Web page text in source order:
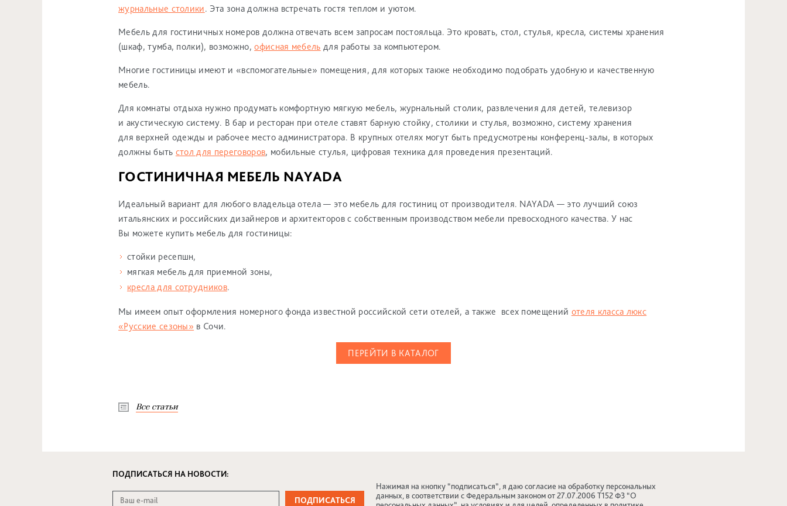
журнальные столики. Эта зона должна встречать гостя теплом и уютом.
Мебель для гостиничных номеров должна отвечать всем запросам постояльца. Это кровать, стол, стулья, кресла, системы хранения
(шкаф, тумба, полки), возможно,офисная мебель для работы за компьютером.
Многие гостиницы имеют и «вспомогательные» помещения, для которых также необходимо подобрать удобную и качественную
мебель.
Для комнаты отдыха нужно продумать комфортную мягкую мебель, журнальный столик, развлечения для детей, телевизор
и акустическую систему. В бар и ресторан при отеле ставят барную стойку, столики и стулья, возможно, систему хранения
для верхней одежды и рабочее место администратора. В крупных отелях могут быть предусмотрены конференц-залы, в которых
должны быть стол для переговоров, мобильные стулья, цифровая техника для проведения презентаций.
ГОСТИНИЧНАЯ МЕБЕЛЬ NAYADA
Идеальный вариант для любого владельца отела — это мебель для гостиниц от производителя. NAYADA — это лучший союз
итальянских и российских дизайнеров и архитекторов с собственным производством мебели превосходного качества. У нас
Вы можете купить мебель для гостиницы:
стойки ресепшн,
мягкая мебель для приемной зоны,
кресла для сотрудников.
Мы имеем опыт оформления номерного фонда известной российской сети отелей, а также всех помещений отеля класса люкс
«Русские сезоны» в Сочи.
ПЕРЕЙТИ В КАТАЛОГ
Все статьи
ПОДПИСАТЬСЯ НА НОВОСТИ:
Нажимая на кнопку “подписаться”, я даю согласие на обработку персональных
данных, в соответствии с Федеральным законом от 27.07.2006 Т152 ФЗ “О